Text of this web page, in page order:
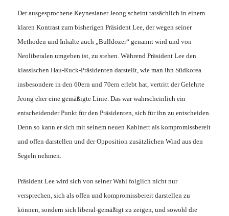
Der ausgesprochene Keynesianer Jeong scheint tatsächlich in einem
klaren Kontrast zum bisherigen Präsident Lee, der wegen seiner
Methoden und Inhalte auch „Bulldozer“ genannt wird und von
Neoliberalen umgeben ist, zu stehen. Während Präsident Lee den
klassischen Hau-Ruck-Präsidenten darstellt, wie man ihn Südkorea
insbesondere in den 60ern und 70ern erlebt hat, vertritt der Gelehrte
Jeong eher eine gemäßigte Linie. Das war wahrscheinlich ein
entscheidender Punkt für den Präsidenten, sich für ihn zu entscheiden.
Denn so kann er sich mit seinem neuen Kabinett als kompromissbereit
und offen darstellen und der Opposition zusätzlichen Wind aus den
Segeln nehmen.
Präsident Lee wird sich von seiner Wahl folglich nicht nur
versprechen, sich als offen und kompromissbereit darstellen zu
können, sondern sich liberal-gemäßigt zu zeigen, und sowohl die